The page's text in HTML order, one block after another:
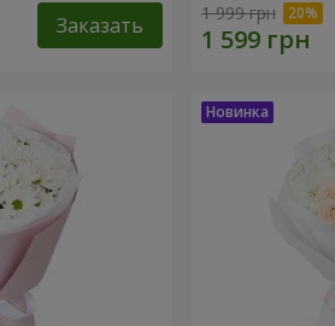
Заказать 1 999 грн